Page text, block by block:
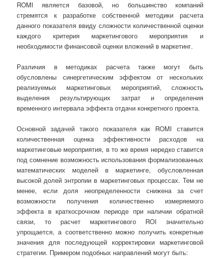
ROMI является базовой, но большинство компаний
стремятся к разработке собственной методики расчета
данного показателя ввиду сложности количественной оценки
каждого критерия маркетингового мероприятия и
необходимости финансовой оценки вложений в маркетинг.
Различия в методиках расчета также могут быть
обусловлены синергетическим эффектом от нескольких
реализуемых маркетинговых мероприятий, сложность
выделения результирующих затрат и определения
временного интервала эффекта отдачи конкретного проекта.
Основной задачей такого показателя как ROMI ставится
количественная оценка эффективности расходов на
маркетинговые мероприятия, в то же время нередко ставится
под сомнение возможность использования формализованных
математических моделей в маркетинге, обусловленная
высокой долей энтропии в маркетинговых процессах. Тем не
менее, если доля неопределенности снижена за счет
возможности получения количественно измеряемого
эффекта в краткосрочном периоде при наличии обратной
связи, то расчет маркетингового ROI значительно
упрощается, а соответственно можно получить конкретные
значения для последующей корректировки маркетинговой
стратегии. Примером подобных направлений могут быть: